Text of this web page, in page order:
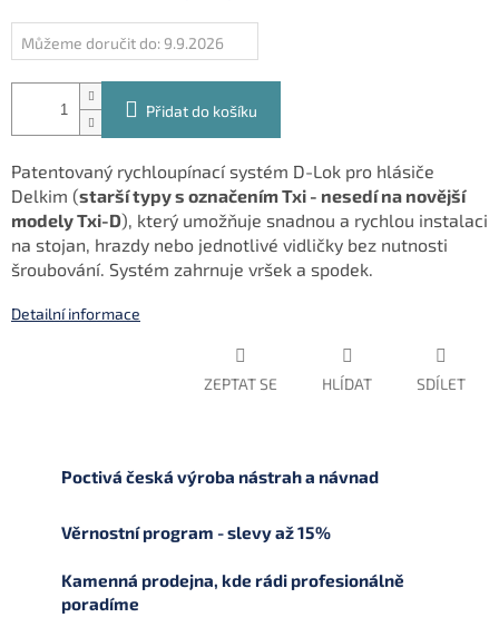
Můžeme doručit do: 9.9.2026
Přidat do košíku
Patentovaný rychloupínací systém D-Lok pro hlásiče
Delkim (starší typy s označením Txi - nesedí na novější
modely Txi-D), který umožňuje snadnou a rychlou instalaci
na stojan, hrazdy nebo jednotlivé vidličky bez nutnosti
šroubování. Systém zahrnuje vršek a spodek.
Detailní informace
ZEPTAT SE HLÍDAT SDÍLET
Poctivá česká výroba nástrah a návnad
Věrnostní program - slevy až 15%
Kamenná prodejna, kde rádi profesionálně
poradíme